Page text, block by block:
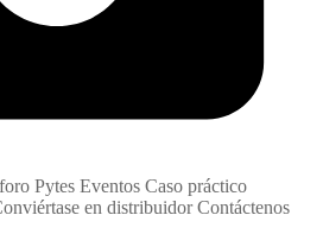
Pytes Eventos Caso práctico
en distribuidor Contáctenos